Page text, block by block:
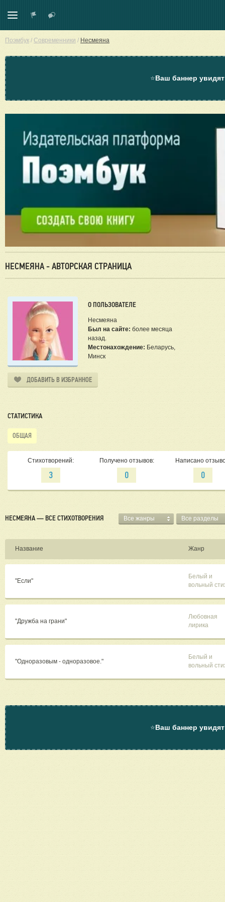
Поэмбук / Современники / Несмеяна
⭐Ваш баннер
НЕСМЕЯНА - АВТОРСКАЯ СТРАНИЦА
О ПОЛЬЗОВАТЕЛЕ
Несмеяна
Был на сайте: более месяца
назад.
Местонахождение: Беларусь,
Минск
ДОБАВИТЬ В ИЗБРАННОЕ
СТАТИСТИКА
ОБЩАЯ
Стихотворений:
3
Получено отзывов:
0
Написано
0
НЕСМЕЯНА — ВСЕ СТИХОТВОРЕНИЯ Все жанры Все разделы
Название Жанр
"Если"
Белый и
вольный
"Дружба на грани"
Любовная
лирика
"Одноразовым - одноразовое."
Белый и
вольный
⭐Ваш баннер